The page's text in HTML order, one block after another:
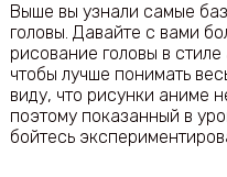
Выше вы узнали самые
головы. Давайте с вами
рисование головы в
чтобы лучше понимать
виду, что рисунки аниме
поэтому показанный в
бойтесь